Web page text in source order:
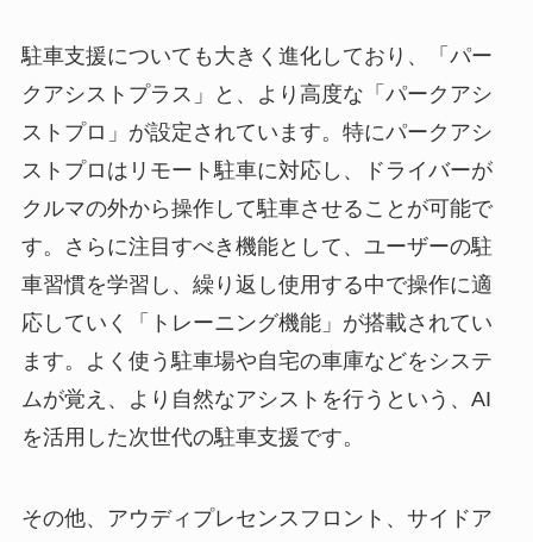
駐車支援についても大きく進化しており、「パー
クアシストプラス」と、より高度な「パークアシ
ストプロ」が設定されています。特にパークアシ
ストプロはリモート駐車に対応し、ドライバーが
クルマの外から操作して駐車させることが可能で
す。さらに注目すべき機能として、ユーザーの駐
車習慣を学習し、繰り返し使用する中で操作に適
応していく「トレーニング機能」が搭載されてい
ます。よく使う駐車場や自宅の車庫などをシステ
ムが覚え、より自然なアシストを行うという、AI
を活用した次世代の駐車支援です。
その他、アウディプレセンスフロント、サイドア